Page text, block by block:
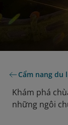
Cẩm nang du
Khám phá
những ngôi